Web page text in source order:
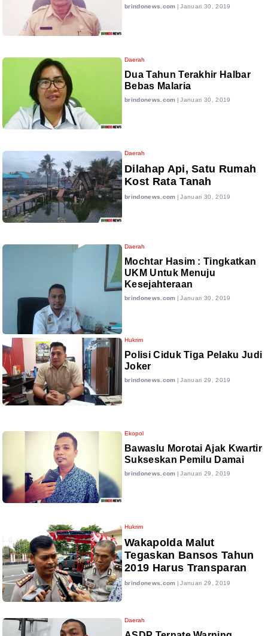
brindonews.com | Januari 30, 2019
Daerah
Dua Tahun Terakhir Halbar
Bebas Malaria
brindonews.com | Januari 30, 2019
Daerah
Dilahap Api, Satu Rumah
Kost Rata Tanah
brindonews.com | Januari 30, 2019
Daerah
Mochtar Hasim : Tingkatkan
UKM Untuk Menuju
Kesejahteraan
brindonews.com | Januari 30, 2019
Hukrim
Polisi Ciduk Tiga Pelaku Judi
Joker
brindonews.com | Januari 29, 2019
Ekopol
Bawaslu Morotai Ajak Kwartir
Sukseskan Pemilu Damai
brindonews.com | Januari 29, 2019
Hukrim
Wakapolda Malut
Tegaskan Bansos Tahun
2019 Harus Transparan
brindonews.com | Januari 29, 2019
Daerah